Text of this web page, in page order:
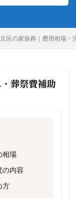
区の家族葬｜費用相場・
葬祭費補助
相場
の内容
方